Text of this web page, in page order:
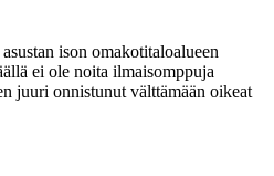
ison omakotitaloalueen
ei ole noita ilmaisomppuja
juuri onnistunut välttämään oikeat